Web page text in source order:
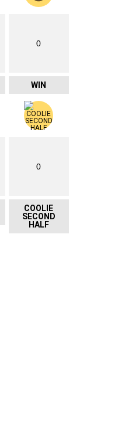
0
WIN
0
COOLIE
SECOND
HALF